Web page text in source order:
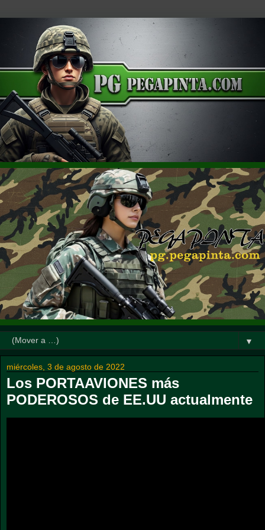
▼
miércoles, 3 de agosto de 2022
Los PORTAAVIONES más
PODEROSOS de EE.UU actualmente